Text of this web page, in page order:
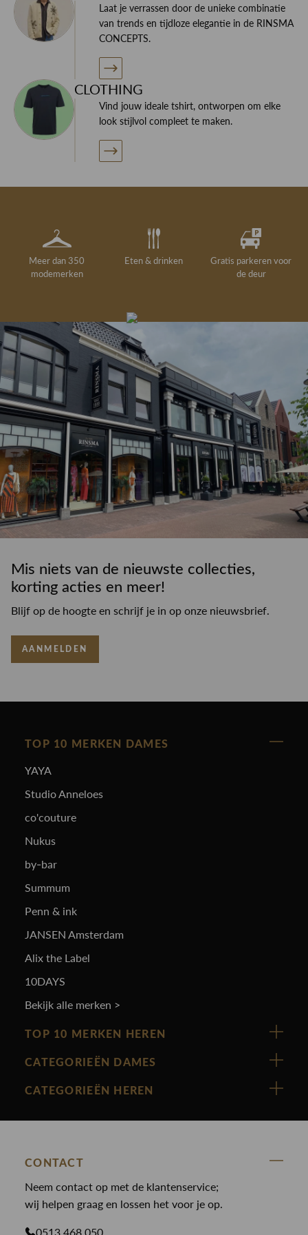
Laat je verrassen door de unieke combinatie
van trends en tijdloze elegantie in de RINSMA
CONCEPTS.
CLOTHING
Vind jouw ideale tshirt, ontworpen om elke
look stijlvol compleet te maken.
Meer dan 350
modemerken
Eten & drinken
Gratis parkeren voor
de deur
drankje
Gratis retourneren in
de winkel
Deskundig
kledingadvies
Mis niets van de nieuwste collecties,
korting acties en meer!
Blijf op de hoogte en schrijf je in op onze nieuwsbrief.
AANMELDEN
TOP 10 MERKEN DAMES
YAYA
Studio Anneloes
co'couture
Nukus
by-bar
Summum
Penn & ink
JANSEN Amsterdam
Alix the Label
10DAYS
Bekijk alle merken >
TOP 10 MERKEN HEREN
Vanguard
Cast Iron
Paul en Shark
Genti
CATEGORIEËN DAMES
Nieuw binnen
Blouses
Broeken
Gilets
Jassen
CATEGORIEËN HEREN
Broeken
Colberts
Giftcards
CONTACT
Neem contact op met de klantenservice;
wij helpen graag en lossen het voor je op.
0513 468 050